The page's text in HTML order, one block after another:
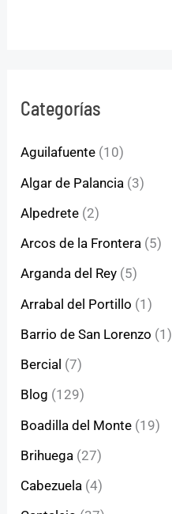
Categorías
Aguilafuente (10)
Algar de Palancia (3)
Alpedrete (2)
Arcos de la Frontera (5)
Arganda del Rey (5)
Arrabal del Portillo (1)
Barrio de San Lorenzo (1)
Bercial (7)
Blog (129)
Boadilla del Monte (19)
Brihuega (27)
Cabezuela (4)